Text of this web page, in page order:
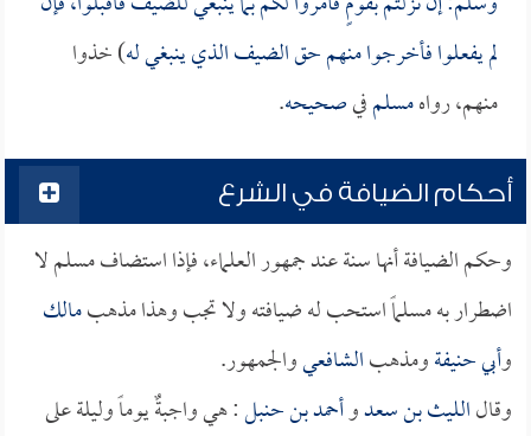
لم يفعلوا فأخرجوا منهم حق الضيف الذي ينبغي له) خذوا
منهم، رواهمسلمفيصحيحه.
أحكام الضيافة في الشرع
وحكم الضيافة أنها سنة عند جمهور العلماء، فإذا استضاف مسلم لا
اضطرار به مسلماً استحب له ضيافته ولا تجب وهذا مذهبمالك
وأبي حنيفةومذهبالشافعيوالجمهور.
وقالالليث بن سعدوأحمد بن حنبل: هي واجبةٌ يوماً وليلة على